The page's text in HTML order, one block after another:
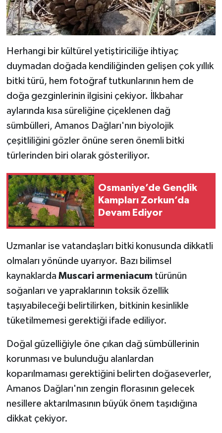
Herhangi bir kültürel yetiştiriciliğe ihtiyaç
duymadan doğada kendiliğinden gelişen çok yıllık
bitki türü, hem fotoğraf tutkunlarının hem de
doğa gezginlerinin ilgisini çekiyor. İlkbahar
aylarında kısa süreliğine çiçeklenen dağ
sümbülleri, Amanos Dağları'nın biyolojik
çeşitliliğini gözler önüne seren önemli bitki
türlerinden biri olarak gösteriliyor.
Osmaniye’de Gençlik
Kampları Zorkun’da
Devam Ediyor
Uzmanlar ise vatandaşları bitki konusunda dikkatli
olmaları yönünde uyarıyor. Bazı bilimsel
kaynaklarda Muscari armeniacumtürünün
soğanları ve yapraklarının toksik özellik
taşıyabileceği belirtilirken, bitkinin kesinlikle
tüketilmemesi gerektiği ifade ediliyor.
Doğal güzelliğiyle öne çıkan dağ sümbüllerinin
korunması ve bulunduğu alanlardan
koparılmaması gerektiğini belirten doğaseverler,
Amanos Dağları'nın zengin florasının gelecek
nesillere aktarılmasının büyük önem taşıdığına
dikkat çekiyor.